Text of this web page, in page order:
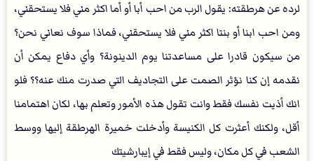
لرده عن هرطقته: يقول الرب من احب أبا أو أما اكثر مني فلا يستحقني،
ومن احب ابنا أو بنتا اكثر مني فلا يستحقني، فماذا سوف نعاني نحن؟
من سيكون قادرا على مساعدتنا يوم الدينونة؟ وأي دفاع يمكن أن
نقدمه إن كنا نؤثر الصمت على التجاديف التي صدرت منك عنه؟؟ فلو
انك أذيت نفسك فقط وانت تقول هذه الأمور وتعلم بها، لكان اهتمامنا
أقل، ولكنك أعثرت كل الكنيسة وأدخلت خميرة الهرطقة إليها ووسط
الشعب في كل مكان، وليس فقط في إيبارشيتك